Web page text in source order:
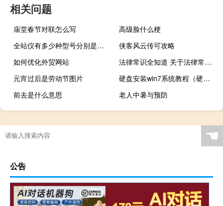
相关问题
庙堂春节对联怎么写
高级脸什么梗
全站仪有多少种型号分别是什么
侠客风云传可攻略
如何优化外贸网站
法律常识全知道 关于法律常识全知道的介绍
元宵过后是劳动节图片
硬盘安装win7系统教程（硬盘安装win7）
前去是什么意思
老人中暑与预防
☚
公告